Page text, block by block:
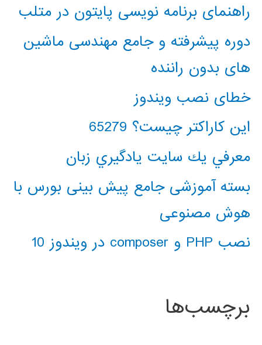
راهنمای برنامه نویسی پایتون در متلب
دوره پیشرفته و جامع مهندسی ماشین
های بدون راننده
خطای نصب ویندوز
این کاراکتر چیست؟ 65279
معرفي يك سايت يادگيري زبان
بسته آموزشی جامع پیش بینی بورس با
هوش مصنوعی
نصب PHP و composer در ویندوز 10
برچسب‌ها